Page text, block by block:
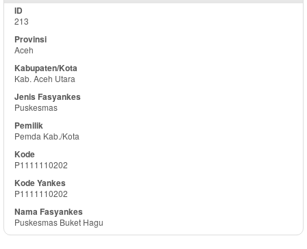
213
Aceh
Kab. Aceh Utara
Puskesmas
Pemda Kab./Kota
P1111110202
P1111110202
Puskesmas Buket Hagu